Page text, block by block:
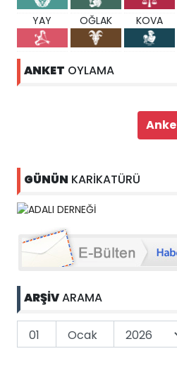
YAY OĞLAK KOVA
ANKET OYLAMA
GÜNÜN KARİKATÜRÜ
ARŞİVARAMA